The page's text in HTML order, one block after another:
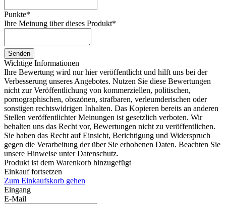
Punkte*
Ihre Meinung über dieses Produkt*
Senden
Wichtige Informationen
Ihre Bewertung wird nur hier veröffentlicht und hilft uns bei der
Verbesserung unseres Angebotes. Nutzen Sie diese Bewertungen
nicht zur Veröffentlichung von kommerziellen, politischen,
pornographischen, obszönen, strafbaren, verleumderischen oder
sonstigen rechtswidrigen Inhalten. Das Kopieren bereits an anderen
Stellen veröffentlichter Meinungen ist gesetzlich verboten. Wir
behalten uns das Recht vor, Bewertungen nicht zu veröffentlichen.
Sie haben das Recht auf Einsicht, Berichtigung und Widerspruch
gegen die Verarbeitung der über Sie erhobenen Daten. Beachten Sie
unsere Hinweise unter Datenschutz.
Produkt ist dem Warenkorb hinzugefügt
Einkauf fortsetzen
Zum Einkaufskorb gehen
Eingang
E-Mail